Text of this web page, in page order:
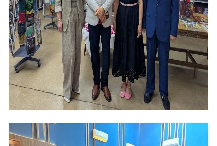
+7 953 347-74-80
info@mapryal.org
ИМЯ
E-MAIL
СООБЩЕНИЕ